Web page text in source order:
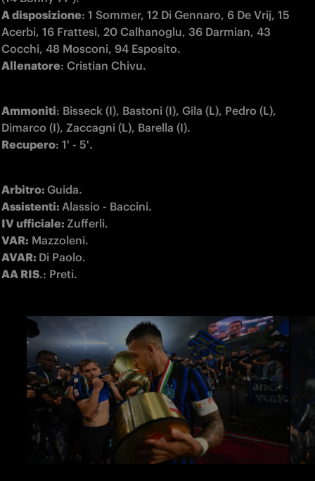
A disposizione: 1 Sommer, 12 Di Gennaro, 6 De Vrij, 15
Acerbi, 16 Frattesi, 20 Calhanoglu, 36 Darmian, 43
Allenatore: Cristian Chivu.
Ammoniti: Bisseck (I), Bastoni (I), Gila (L), Pedro (L),
Recupero: 1' - 5'.
Arbitro:
Assistenti:
IV ufficiale:
VAR:
AVAR:
AA RIS.: Preti.